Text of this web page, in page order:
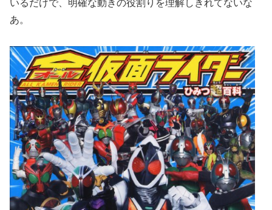
いるだけで、明確な動きの役割りを理解しきれてないな
あ。